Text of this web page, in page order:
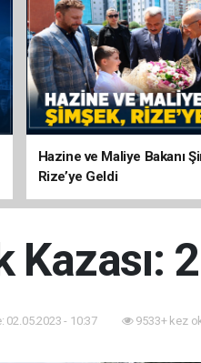
Hazine ve Maliye Bakanı
Rize’ye Geldi
02.05.2023 - 10:37 9533+ kez